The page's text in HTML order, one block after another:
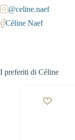
@celine.naef
Céline Naef
I preferiti di Céline